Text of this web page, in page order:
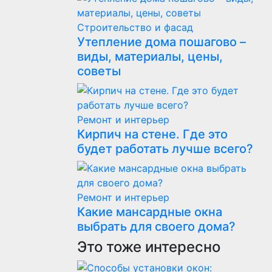
Строительство и фасад
Утепление дома пошагово –
виды, материалы, цены,
советы
Ремонт и интерьер
Кирпич на стене. Где это
будет работать лучше всего?
Ремонт и интерьер
Какие мансардные окна
выбрать для своего дома?
Это тоже интересно